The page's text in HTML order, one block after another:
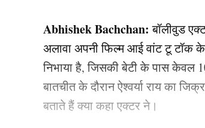
Abhishek Bachchan: बॉलीवुड
अलावा अपनी फिल्म आई वांट टू टॉक के
निभाया है, जिसकी बेटी के पास केवल
बातचीत के दौरान ऐश्वर्या राय का
बताते हैं क्या कहा एक्टर ने।